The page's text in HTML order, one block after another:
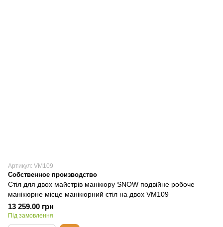
Артикул: VM109
Собственное производство
Стіл для двох майстрів манікюру SNOW подвійне робоче
манікюрне місце манікюрний стіл на двох VM109
13 259.00 грн
Під замовлення